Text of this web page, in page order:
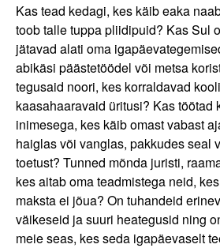
Kas tead kedagi, kes käib eaka
toob talle tuppa pliidipuid? Kas Sul
jätavad alati oma
abikäsi päästetöödel või metsa
tegusaid noori, kes korraldavad
kaasahaaravaid üritusi? Kas töötad
inimesega, kes käib omast vabast
haiglas või vanglas, pakkudes seal
toetust? Tunned mõnda juristi,
kes aitab oma teadmistega neid,
maksta ei jõua? On tuhandeid
väikeseid ja suuri heategusid ning
meie seas, kes seda igapäevaselt